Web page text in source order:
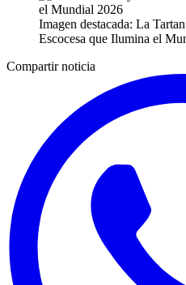
Imagen destacada: La
Escocesa que Ilumina el
Compartir noticia